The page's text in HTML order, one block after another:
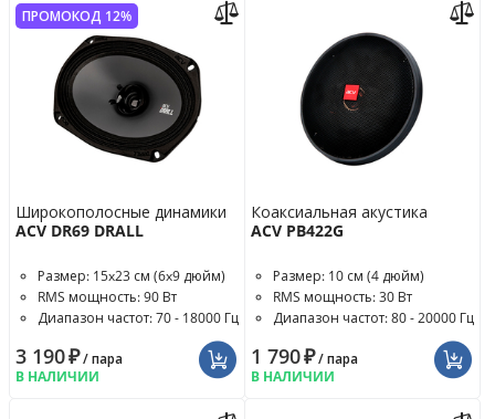
ПРОМОКОД 12%
Широкополосные динамики
ACV DR69 DRALL
Размер: 15x23 см (6x9 дюйм)
RMS мощность: 90 Вт
Диапазон частот: 70 - 18000 Гц
3 190₽/ пара
В НАЛИЧИИ
Коаксиальная акустика
ACV PB422G
Размер: 10 см (4 дюйм)
RMS мощность: 30 Вт
Диапазон частот: 80 - 20000 Гц
1 790₽/ пара
В НАЛИЧИИ